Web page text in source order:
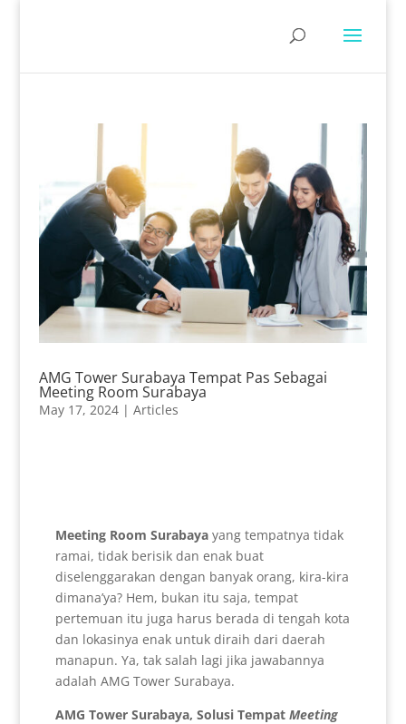
AMG Tower Surabaya Tempat Pas Sebagai
Meeting Room Surabaya
May 17, 2024| Articles
Meeting Room Surabaya yang tempatnya tidak
ramai, tidak berisik dan enak buat
diselenggarakan dengan banyak orang, kira-kira
dimana’ya? Hem, bukan itu saja, tempat
pertemuan itu juga harus berada di tengah kota
dan lokasinya enak untuk diraih dari daerah
manapun. Ya, tak salah lagi jika jawabannya
adalah AMG Tower Surabaya.
AMG Tower Surabaya, Solusi Tempat Meeting